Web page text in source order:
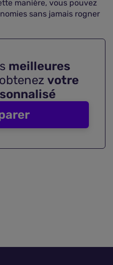
manière, vous pouvez
sans jamais rogner
meilleures
votre